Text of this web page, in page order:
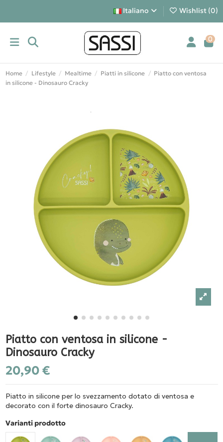
Italiano Wishlist (0)
0
Home Lifestyle Mealtime Piatti in silicone
Piatto con ventosa
in silicone - Dinosauro Cracky
Piatto con ventosa in silicone -
Dinosauro Cracky
20,90 €
Piatto in silicone per lo svezzamento dotato di ventosa e
decorato con il forte dinosauro Cracky.
Varianti prodotto